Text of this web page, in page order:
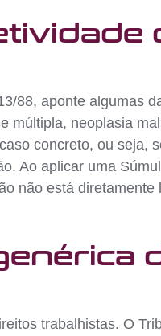
88, aponte algumas
múltipla, neoplasia
concreto, ou seja,
Ao aplicar uma
não está diretamente
trabalhistas. O